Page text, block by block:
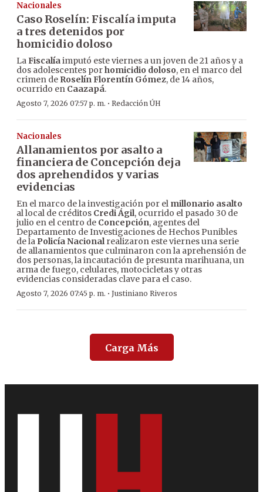
Nacionales
Caso Roselín: Fiscalía imputa
a tres detenidos por
homicidio doloso
LaFiscalíaimputó este viernes a un joven de 21 años y a
dos adolescentes porhomicidio doloso, en el marco del
crimen de Roselín Florentín Gómez, de 14 años,
ocurrido en Caazapá.
Agosto 7, 2026 07:57 p. m. · Redacción ÚH
Nacionales
Allanamientos por asalto a
financiera de Concepción deja
dos aprehendidos y varias
evidencias
En el marco de la investigación por el millonario asalto
al local de créditos Credi Ágil, ocurrido el pasado 30 de
julio en el centro de Concepción, agentes del
Departamento de Investigaciones de Hechos Punibles
de la Policía Nacionalrealizaron este viernes una serie
de allanamientos que culminaron con la aprehensión de
dos personas, la incautación de presunta marihuana, un
arma de fuego, celulares, motocicletas y otras
evidencias consideradas clave para el caso.
Agosto 7, 2026 07:45 p. m. · Justiniano Riveros
Carga Más